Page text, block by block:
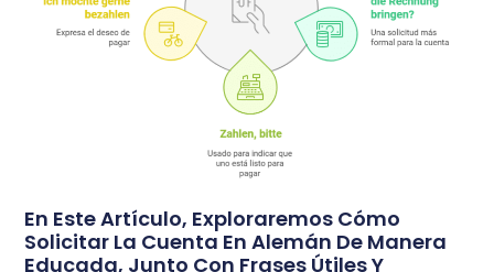
En Este Artículo, Exploraremos Cómo
Solicitar La Cuenta En Alemán De Manera
Educada, Junto Con Frases Útiles Y